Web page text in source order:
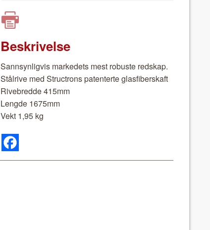
Beskrivelse
Sannsyn­ligvis markedets mest robuste red­skap.
Stål­rive med Struc­trons paten­terte glas­fiber­skaft
Rive­bred­de 415mm
Lengde 1675mm
Vekt 1,95 kg